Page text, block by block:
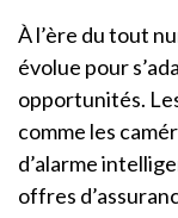
À l’ère du tout
évolue pour
opportunités.
comme les
d’alarme
offres